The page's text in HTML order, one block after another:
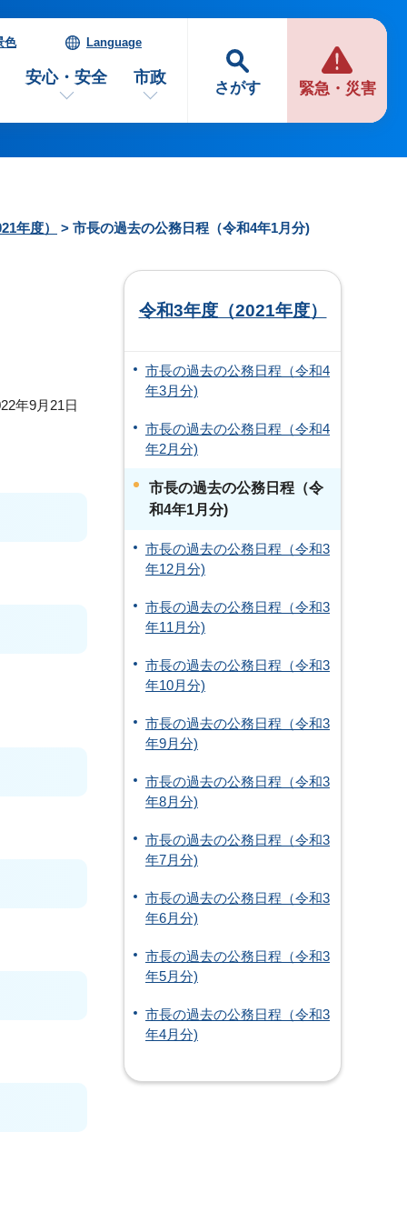
さがす 緊急・災害
色 Language
安心・安全 市政
年度） > 市長の過去の公務日程（令和4年1月分)
年9月21日
令和3年度（2021年度）
市長の過去の公務日程（令和4
年3月分)
市長の過去の公務日程（令和4
年2月分)
市長の過去の公務日程（令
和4年1月分)
市長の過去の公務日程（令和3
年12月分)
市長の過去の公務日程（令和3
年11月分)
市長の過去の公務日程（令和3
年10月分)
市長の過去の公務日程（令和3
年9月分)
市長の過去の公務日程（令和3
年8月分)
市長の過去の公務日程（令和3
年7月分)
市長の過去の公務日程（令和3
年6月分)
市長の過去の公務日程（令和3
年5月分)
市長の過去の公務日程（令和3
年4月分)